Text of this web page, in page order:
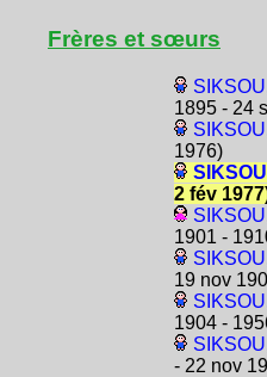
Frères et sœurs
1895 - 24
1976)
2 fév
1901 -
19 nov
1904 -
- 22 nov